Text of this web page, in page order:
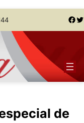
Facebook Twitter
de